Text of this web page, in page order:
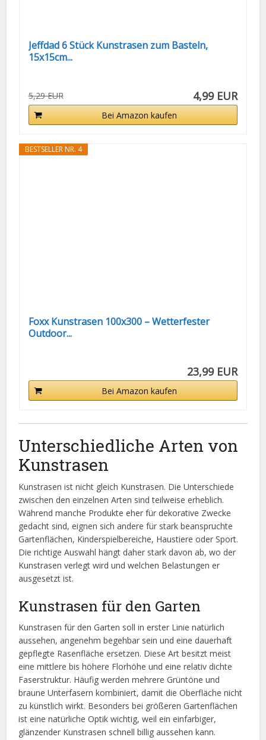
Jeffdad 6 Stück Kunstrasen zum Basteln,
15x15cm...
5,29 EUR 4,99 EUR
Bei Amazon kaufen
BESTSELLER NR. 4
Foxx Kunstrasen 100x300 – Wetterfester
Outdoor...
23,99 EUR
Bei Amazon kaufen
Unterschiedliche Arten von
Kunstrasen
Kunstrasen ist nicht gleich Kunstrasen. Die Unterschiede
zwischen den einzelnen Arten sind teilweise erheblich.
Während manche Produkte eher für dekorative Zwecke
gedacht sind, eignen sich andere für stark beanspruchte
Gartenflächen, Kinderspielbereiche, Haustiere oder Sport.
Die richtige Auswahl hängt daher stark davon ab, wo der
Kunstrasen verlegt wird und welchen Belastungen er
ausgesetzt ist.
Kunstrasen für den Garten
Kunstrasen für den Garten soll in erster Linie natürlich
aussehen, angenehm begehbar sein und eine dauerhaft
gepflegte Rasenfläche ersetzen. Diese Art besitzt meist
eine mittlere bis höhere Florhöhe und eine relativ dichte
Faserstruktur. Häufig werden mehrere Grüntöne und
braune Unterfasern kombiniert, damit die Oberfläche nicht
zu künstlich wirkt. Besonders bei größeren Gartenflächen
ist eine natürliche Optik wichtig, weil ein einfarbiger,
glänzender Kunstrasen schnell billig aussehen kann.